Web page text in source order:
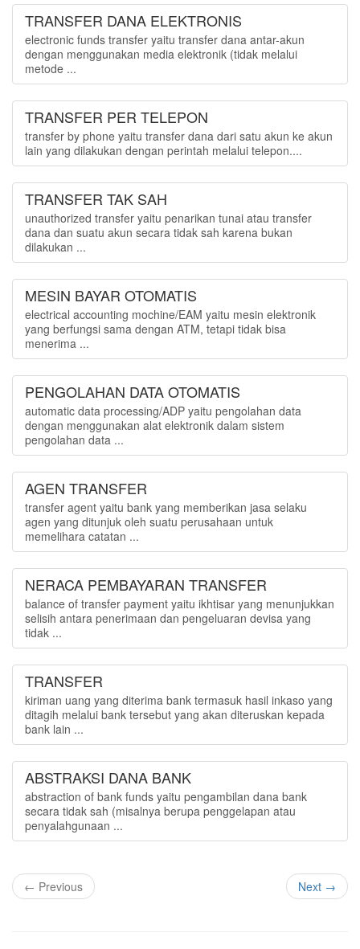
TRANSFER DANA ELEKTRONIS
electronic funds transfer yaitu transfer dana antar-akun
dengan menggunakan media elektronik (tidak melalui
metode ...
TRANSFER PER TELEPON
transfer by phone yaitu transfer dana dari satu akun ke akun
lain yang dilakukan dengan perintah melalui telepon....
TRANSFER TAK SAH
unauthorized transfer yaitu penarikan tunai atau transfer
dana dan suatu akun secara tidak sah karena bukan
dilakukan ...
MESIN BAYAR OTOMATIS
electrical accounting mochine/EAM yaitu mesin elektronik
yang berfungsi sama dengan ATM, tetapi tidak bisa
menerima ...
PENGOLAHAN DATA OTOMATIS
automatic data processing/ADP yaitu pengolahan data
dengan menggunakan alat elektronik dalam sistem
pengolahan data ...
AGEN TRANSFER
transfer agent yaitu bank yang memberikan jasa selaku
agen yang ditunjuk oleh suatu perusahaan untuk
memelihara catatan ...
NERACA PEMBAYARAN TRANSFER
balance of transfer payment yaitu ikhtisar yang menunjukkan
selisih antara penerimaan dan pengeluaran devisa yang
tidak ...
TRANSFER
kiriman uang yang diterima bank termasuk hasil inkaso yang
ditagih melalui bank tersebut yang akan diteruskan kepada
bank lain ...
ABSTRAKSI DANA BANK
abstraction of bank funds yaitu pengambilan dana bank
secara tidak sah (misalnya berupa penggelapan atau
penyalahgunaan ...
← Previous Next →